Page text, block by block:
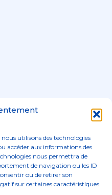
utilisons des technologies
accéder aux informations des
nous permettra de
de navigation ou les ID
ou de retirer son
sur certaines caractéristiques